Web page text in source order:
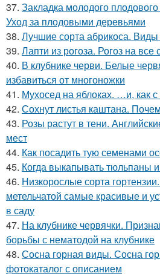
37. Закладка молодого
Уход за плодовыми деревьями
38. Лучшие сорта абрикоса. Виды
39. Лапти из рогоза. Рогоз на все
40. В клубнике черви. Белые
избавиться от многоножки
41. Мухосед на яблоках. …и, как
42. Сохнут листья каштана.
43. Розы растут в тени.
мест
44. Как посадить тую семенами
45. Когда выкапывать тюльпаны
46. Низкорослые сорта
метельчатой самые красивые и
в саду
47. На клубнике червячки.
борьбы с нематодой на клубнике
48. Сосна горная виды. Сосна
фотокаталог с описанием